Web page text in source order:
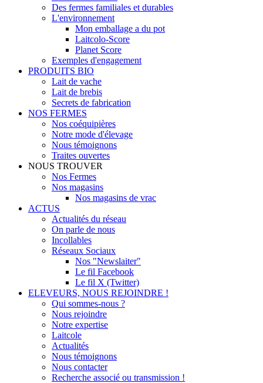
Des fermes familiales et durables
L'environnement
Mon emballage a du pot
Laitcolo-Score
Planet Score
Exemples d'engagement
PRODUITS BIO
Lait de vache
Lait de brebis
Secrets de fabrication
NOS FERMES
Nos coéquipières
Notre mode d'élevage
Nous témoignons
Traites ouvertes
NOUS TROUVER
Nos Fermes
Nos magasins
Nos magasins de vrac
ACTUS
Actualités du réseau
On parle de nous
Incollables
Réseaux Sociaux
Nos "Newslaiter"
Le fil Facebook
Le fil X (Twitter)
ELEVEURS, NOUS REJOINDRE !
Qui sommes-nous ?
Nous rejoindre
Notre expertise
Laitcole
Actualités
Nous témoignons
Nous contacter
Recherche associé ou transmission !